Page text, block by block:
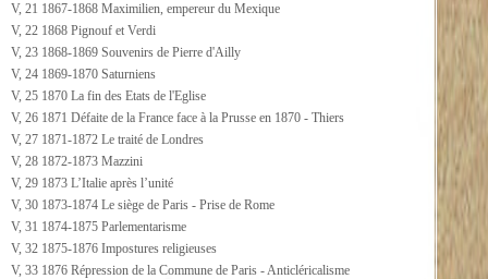
V, 21 1867-1868 Maximilien, empereur du Mexique
V, 22 1868 Pignouf et Verdi
V, 23 1868-1869 Souvenirs de Pierre d'Ailly
V, 24 1869-1870 Saturniens
V, 25 1870 La fin des Etats de l'Eglise
V, 26 1871 Défaite de la France face à la Prusse en 1870 - Thiers
V, 27 1871-1872 Le traité de Londres
V, 28 1872-1873 Mazzini
V, 29 1873 L’Italie après l’unité
V, 30 1873-1874 Le siège de Paris - Prise de Rome
V, 31 1874-1875 Parlementarisme
V, 32 1875-1876 Impostures religieuses
V, 33 1876 Répression de la Commune de Paris - Anticléricalisme